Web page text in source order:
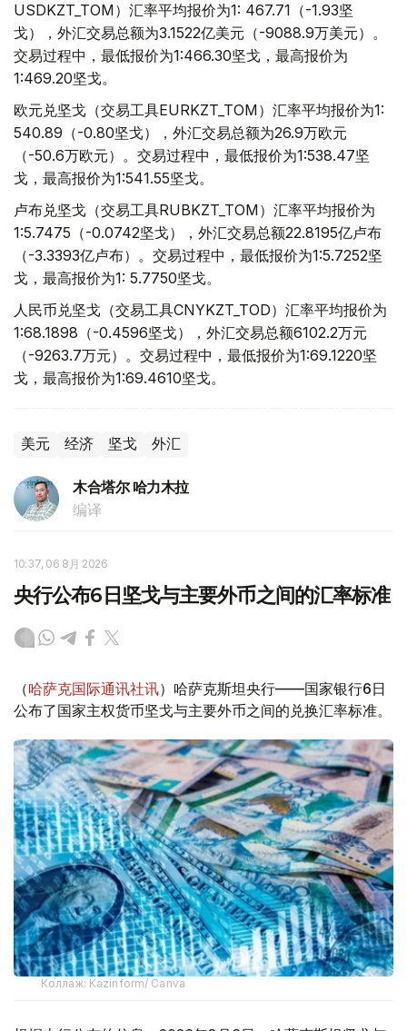
USDKZT_TOM）汇率平均报价为1: 467.71（-1.93坚
戈），外汇交易总额为3.1522亿美元（-9088.9万美元）。
交易过程中，最低报价为1:466.30坚戈，最高报价为
1:469.20坚戈。
欧元兑坚戈（交易工具EURKZT_TOM）汇率平均报价为1:
540.89（-0.80坚戈），外汇交易总额为26.9万欧元
（-50.6万欧元）。交易过程中，最低报价为1:538.47坚
戈，最高报价为1:541.55坚戈。
卢布兑坚戈（交易工具RUBKZT_TOM）汇率平均报价为
1:5.7475（-0.0742坚戈），外汇交易总额22.8195亿卢布
（-3.3393亿卢布）。交易过程中，最低报价为1:5.7252坚
戈，最高报价为1: 5.7750坚戈。
人民币兑坚戈（交易工具CNYKZT_TOD）汇率平均报价为
1:68.1898（-0.4596坚戈），外汇交易总额6102.2万元
（-9263.7万元）。交易过程中，最低报价为1:69.1220坚
戈，最高报价为1:69.4610坚戈。
美元 经济 坚戈 外汇
木合塔尔 哈力木拉
编译
10:37, 06 8月 2026
央行公布6日坚戈与主要外币之间的汇率标准
（哈萨克国际通讯社讯）哈萨克斯坦央行——国家银行6日
公布了国家主权货币坚戈与主要外币之间的兑换汇率标准。
Коллаж: Kazinform/ Canva